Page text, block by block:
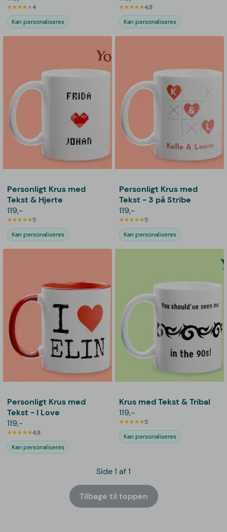
4
Kan personaliseres
4,8
Kan personaliseres
Personligt Krus med
Tekst & Hjerte
119,-
5
Kan personaliseres
Personligt Krus med
Tekst - 3 på Stribe
119,-
5
Kan personaliseres
Personligt Krus med
Tekst - I Love
119,-
4,8
Kan personaliseres
Krus med Tekst & Tribal
119,-
5
Kan personaliseres
Side 1 af 1
Tilbage til toppen